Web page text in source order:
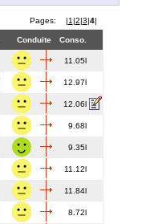
Pages: |1|2|3|4|
Conduite Conso.
11.05l
12.97l
12.06l
9.68l
9.35l
11.12l
11.84l
8.72l